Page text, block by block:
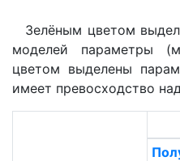
Зелёным цветом
моделей параметры
цветом выделены
имеет превосходство